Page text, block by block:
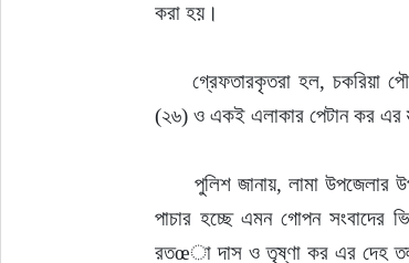
করা হয়।
     গ্রেফতারকৃতরা হল, চকরিয়া পৌরসভার ৪নম্বর ওয়ার্ডের ভরামুহুরী হিন্দুপাড়া গ্রামের খোকন দাসের স্ত্রী রতœা দাস
(২৬) ও একই এলাকার পেটান কর এর
      পুলিশ জানায়, লামা উপজেলার উপজাতি গ্রাম থেকে দেশীয় তৈরী চোলাই মদ নিয়ে চকরিয়াগামী একটি জীপ গাড়িতে করে
পাচার হচ্ছে এমন গোপন সংবাদের
রতœা দাস ও তৃষ্ণা কর এর দেহ